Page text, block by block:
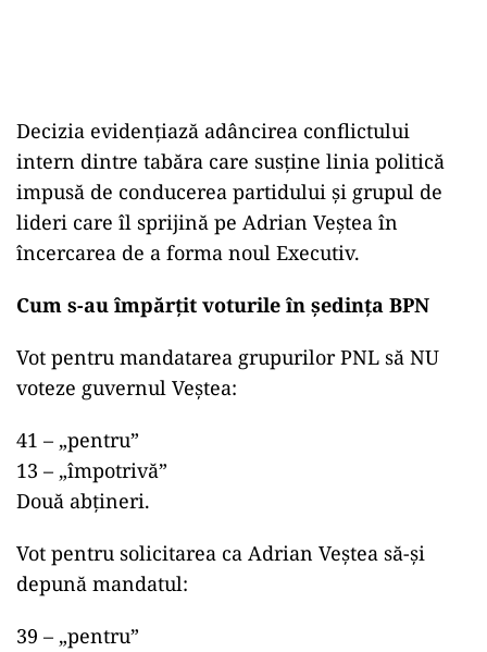
Decizia evidențiază adâncirea conflictului
intern dintre tabăra care susține linia politică
impusă de conducerea partidului și grupul de
lideri care îl sprijină pe Adrian Veștea în
încercarea de a forma noul Executiv.
Cum s-au împărțit voturile în ședința BPN
Vot pentru mandatarea grupurilor PNL să NU
voteze guvernul Veștea:
41 – „pentru”
13 – „împotrivă”
Două abțineri.
Vot pentru solicitarea ca Adrian Veștea să-și
depună mandatul:
39 – „pentru”